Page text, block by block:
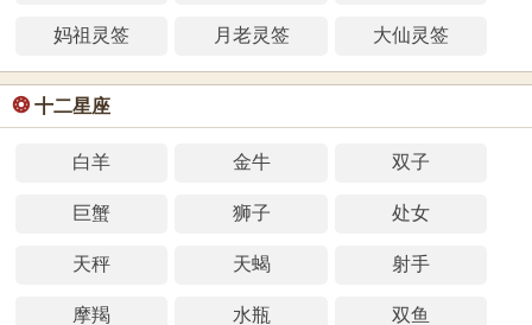
妈祖灵签 月老灵签 大仙灵签
❂ 十二星座
白羊 金牛 双子
巨蟹 狮子 处女
天秤 天蝎 射手
摩羯 水瓶 双鱼